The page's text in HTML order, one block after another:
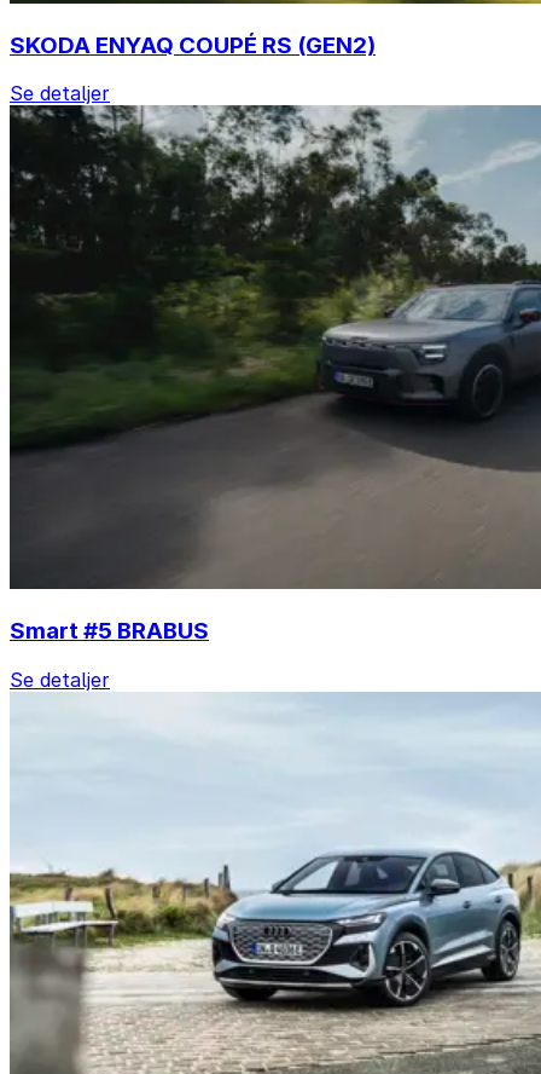
SKODA ENYAQ COUPÉ RS (GEN2)
Se detaljer
Smart #5 BRABUS
Se detaljer